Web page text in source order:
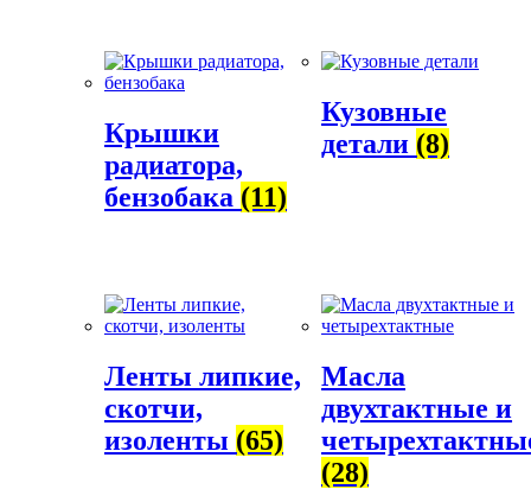
Крышки
радиатора,
бензобака (11)
Кузовные
детали (8)
Ленты липкие,
скотчи,
изоленты (65)
Масла
двухтактные и
(28)